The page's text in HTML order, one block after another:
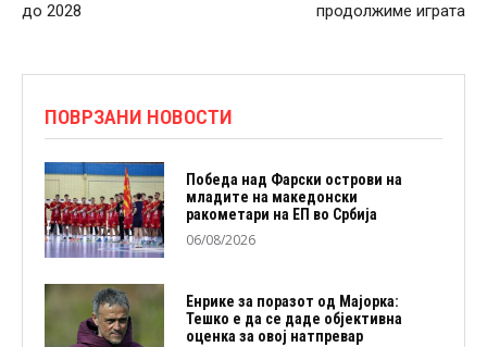
до 2028
продолжиме играта
ПОВРЗАНИ НОВОСТИ
Победа над Фарски острови на
младите на македонски
ракометари на ЕП во Србија
06/08/2026
Енрике за поразот од Мајорка:
Тешко е да се даде објективна
оценка за овој натпревар